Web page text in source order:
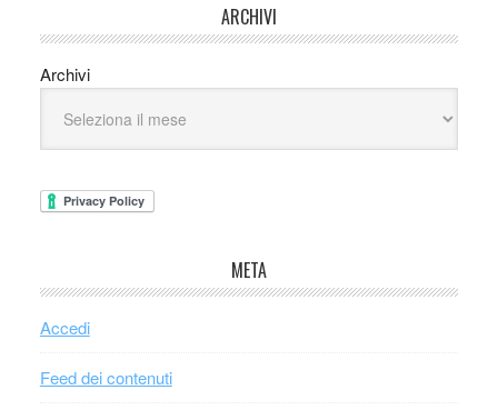
ARCHIVI
Archivi
META
Accedi
Feed dei contenuti